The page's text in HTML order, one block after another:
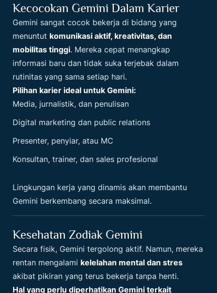
Kecocokan Gemini Dalam Karier
Gemini sangat cocok bekerja di bidang yang
menuntut komunikasi aktif, kreativitas, dan
mobilitas tinggi. Mereka cepat menangkap
informasi baru dan tidak suka terjebak dalam
rutinitas yang sama setiap hari.
Pilihan karier ideal untuk Gemini:
Media, jurnalistik, dan penulisan
Digital marketing dan public relations
Presenter, penyiar, atau MC
Konsultan, trainer, dan sales profesional
Lingkungan kerja yang dinamis akan membantu
Gemini berkembang secara maksimal.
Kesehatan Zodiak Gemini
Secara fisik, Gemini tergolong aktif. Namun, mereka
rentan mengalami kelelahan mental dan stres
akibat pikiran yang terus bekerja tanpa henti.
Hal yang perlu diperhatikan Gemini terkait